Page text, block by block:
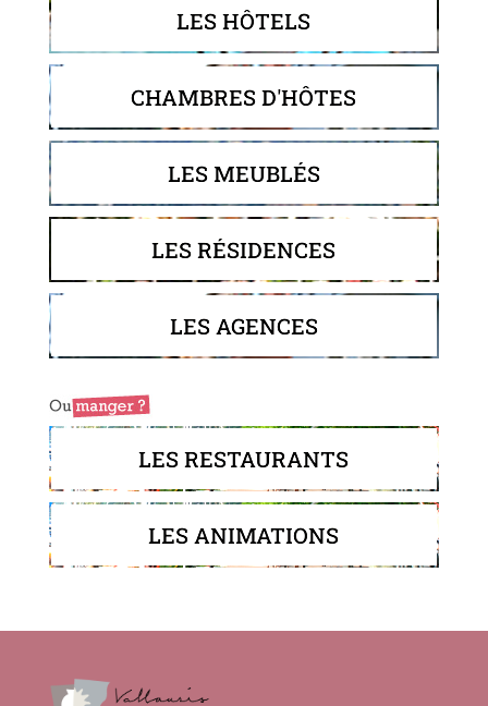
LES HÔTELS
CHAMBRES D'HÔTES
LES MEUBLÉS
LES RÉSIDENCES
LES AGENCES
LES RESTAURANTS
LES ANIMATIONS